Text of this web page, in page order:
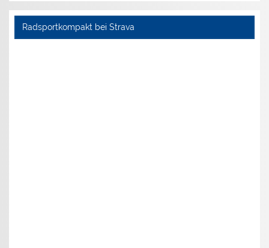
Radsportkompakt bei Strava